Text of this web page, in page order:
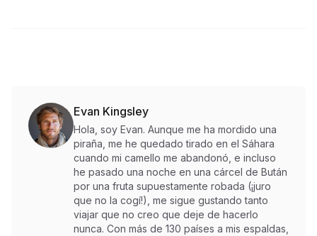
Evan Kingsley
Hola, soy Evan. Aunque me ha mordido una
piraña, me he quedado tirado en el Sáhara
cuando mi camello me abandonó, e incluso
he pasado una noche en una cárcel de Bután
por una fruta supuestamente robada (¡juro
que no la cogí!), me sigue gustando tanto
viajar que no creo que deje de hacerlo
nunca. Con más de 130 países a mis espaldas,